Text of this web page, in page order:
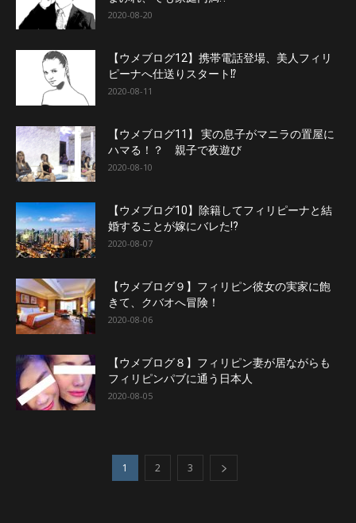
2020-08-20
【ウメブログ12】携帯電話登場、美人フィリ
ピーナへ仕送りスタート⁉︎
2020-08-11
【ウメブログ11】 実の息子がマニラの置屋に
ハマる！？ 親子で夜遊び
2020-08-10
【ウメブログ10】除籍してフィリピーナと結
婚することが嫁にバレた!?
2020-08-07
【ウメブログ９】フィリピン彼女の実家に飽
きて、クバオへ冒険！
2020-08-06
【ウメブログ８】フィリピン妻が居ながらも
フィリピンパブに通う日本人
2020-08-05
1 2 3